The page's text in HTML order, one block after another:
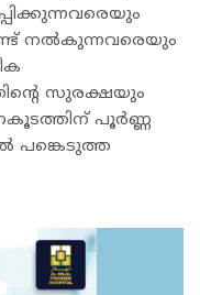
നൽകുന്നവരെയും
സുരക്ഷയും
പൂർണ്ണ
പങ്കെടുത്ത